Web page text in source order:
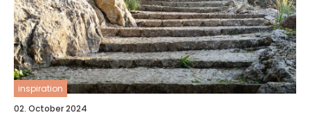
inspiration
02. October 2024